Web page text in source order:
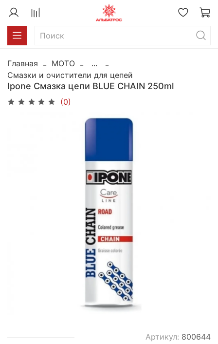
Главная MOTO
...
Смазки и очистители для цепей
Ipone Смазка цепи BLUE CHAIN 250ml
(0)
Артикул: 800644